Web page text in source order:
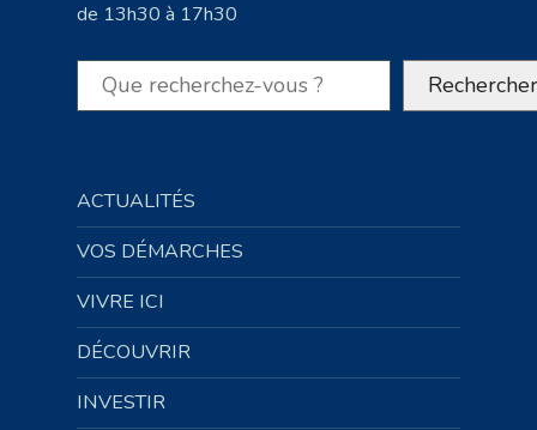
de 13h30 à 17h30
Rechercher Rechercher
ACTUALITÉS
VOS DÉMARCHES
VIVRE ICI
DÉCOUVRIR
INVESTIR